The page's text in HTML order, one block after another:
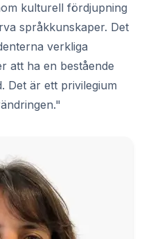
kulturell fördjupning
språkkunskaper. Det
verkliga
att ha en bestående
Det är ett privilegium